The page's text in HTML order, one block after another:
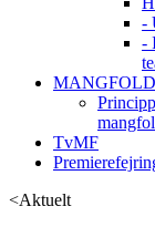
-
-
TvMF
<Aktuelt